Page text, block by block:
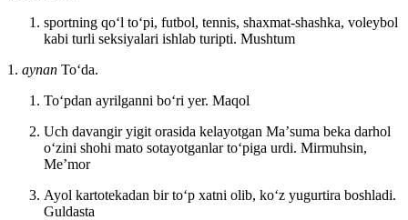
sportning qoʻl toʻpi, futbol, tennis, shaxmat-shashka, voleybol
kabi turli seksiyalari ishlab turipti. Mushtum
1. aynan Toʻda.
Toʻpdan ayrilganni boʻri yer. Maqol
Uch davangir yigit orasida kelayotgan Maʼsuma beka darhol
oʻzini shohi mato sotayotganlar toʻpiga urdi. Mirmuhsin,
Meʼmor
Ayol kartotekadan bir toʻp xatni olib, koʻz yugurtira boshladi.
Guldasta